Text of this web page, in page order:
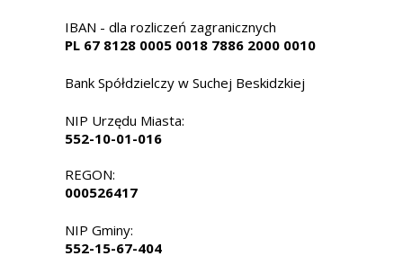
IBAN - dla rozliczeń zagranicznych
PL 67 8128 0005 0018 7886 2000 0010
Bank Spółdzielczy w Suchej Beskidzkiej
NIP Urzędu Miasta:
552-10-01-016
REGON:
000526417
NIP Gminy:
552-15-67-404